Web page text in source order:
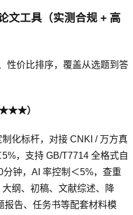
文工具（实测合规 + 高
性价比排序，覆盖从选题到答
）
化标杆，对接 CNKI / 万方真
，支持 GB/T7714 全格式自
钟，AI 率控制＜5%，查重
纲、初稿、文献综述、降
报告、任务书等配套材料模